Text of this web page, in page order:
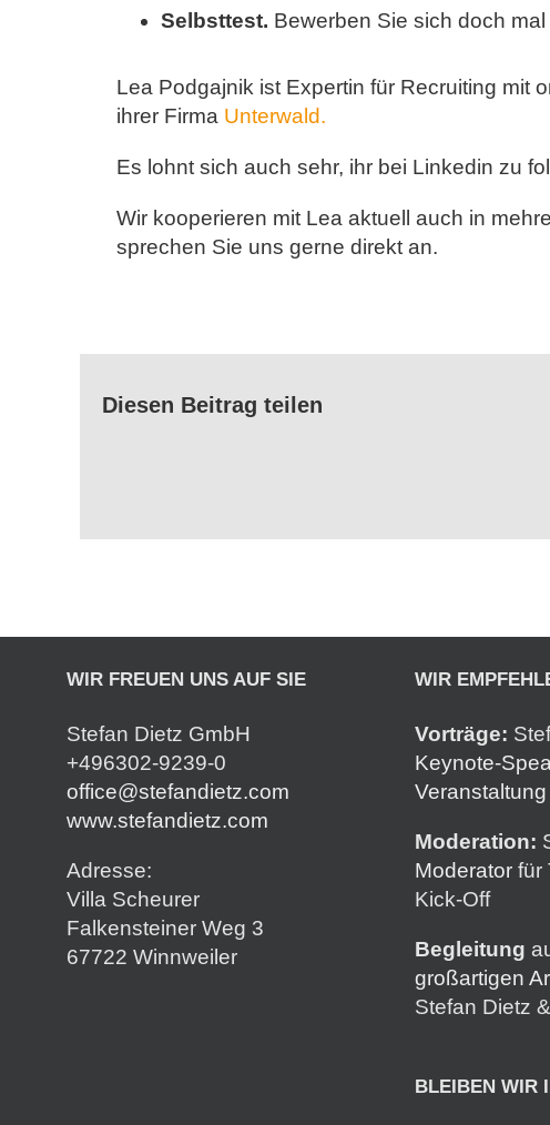
Selbsttest. Bewerben Sie sich doch
Lea Podgajnik ist Expertin für Recruiting mit
ihrer Firma Unterwald.
Es lohnt sich auch sehr, ihr bei Linkedin zu
Wir kooperieren mit Lea aktuell auch in
sprechen Sie uns gerne direkt an.
Diesen Beitrag teilen
WIR FREUEN UNS AUF SIE
Stefan Dietz GmbH
+496302-9239-0
office@stefandietz.com
www.stefandietz.com
Adresse:
Villa Scheurer
Falkensteiner Weg 3
67722 Winnweiler
WIR
Vorträge:
Keynote-
Veranstaltung
Moderation:
Moderatorfür
Kick-Off
Begleitung
großartigen
Stefan Dietz
BLEIBEN WIR